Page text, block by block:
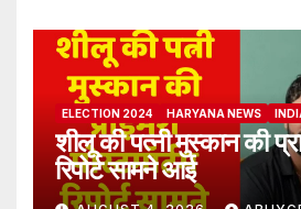
ELECTION 2024 HARYANA NEWS
शीलू की पत्नी मुस्कान की
रिपोर्ट सामने आई